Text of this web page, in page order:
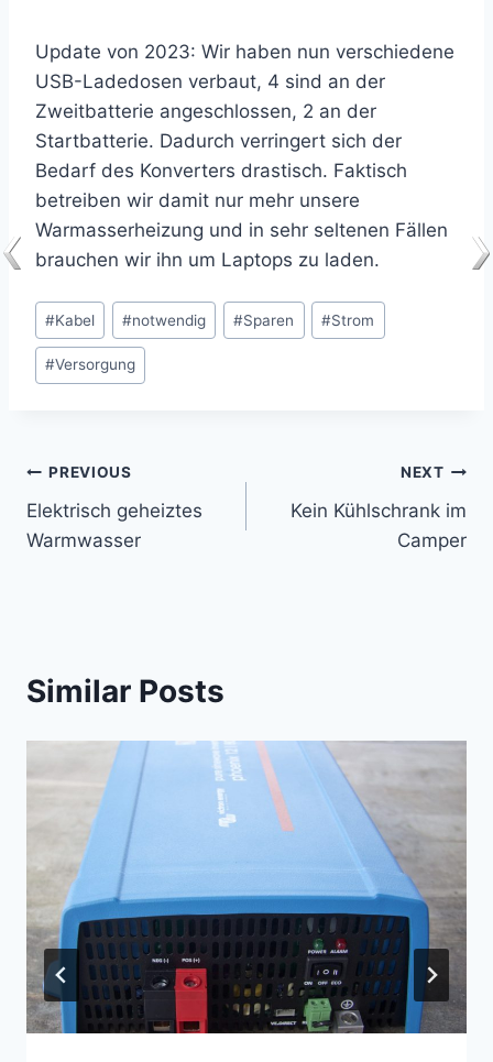
Update von 2023: Wir haben nun verschiedene
USB-Ladedosen verbaut, 4 sind an der
Zweitbatterie angeschlossen, 2 an der
Startbatterie. Dadurch verringert sich der
Bedarf des Konverters drastisch. Faktisch
betreiben wir damit nur mehr unsere
Warmasserheizung und in sehr seltenen Fällen
brauchen wir ihn um Laptops zu laden.
Post
Tags:
#Kabel #notwendig #Sparen #Strom
#Versorgung
Post
navigation
PREVIOUS
Elektrisch geheiztes
Warmwasser
NEXT
Kein Kühlschrank im
Camper
Similar Posts